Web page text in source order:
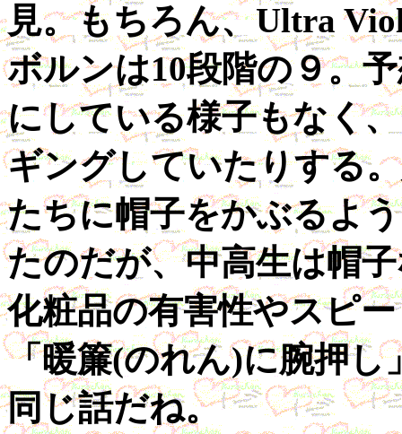
見。もちろん、Ultra
ボルンは10段階の９。
にしている様子もなく
ギングしていたりする
たちに帽子をかぶるよ
たのだが、中高生は帽
化粧品の有害性やスピ
「暖簾(のれん)に腕押し
同じ話だね。